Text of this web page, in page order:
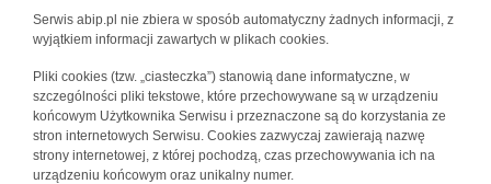
Serwis abip.pl nie zbiera w sposób automatyczny żadnych informacji, z
wyjątkiem informacji zawartych w plikach cookies.
Pliki cookies (tzw. „ciasteczka”) stanowią dane informatyczne, w
szczególności pliki tekstowe, które przechowywane są w urządzeniu
końcowym Użytkownika Serwisu i przeznaczone są do korzystania ze
stron internetowych Serwisu. Cookies zazwyczaj zawierają nazwę
strony internetowej, z której pochodzą, czas przechowywania ich na
urządzeniu końcowym oraz unikalny numer.